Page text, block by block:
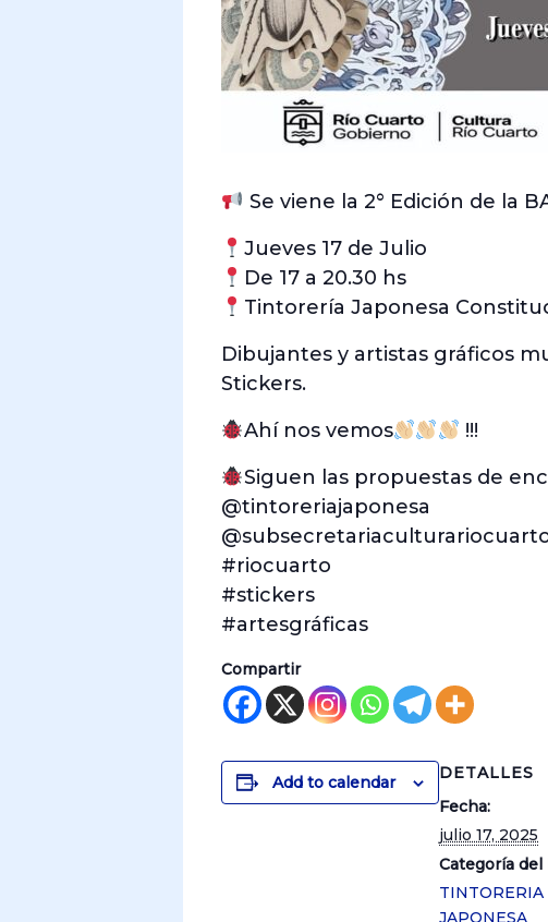
Se viene la 2° Edición de la
Jueves 17 de Julio
De 17 a 20.30 hs
Tintorería Japonesa
Dibujantes y artistas gráficos
Stickers.
Ahí nos vemos
!!!
Siguen las propuestas de
@tintoreriajaponesa
#riocuarto
#stickers
#artesgráficas
Compartir
Add to calendar
DETALLES
Fecha:
julio 17, 2025
Categoría del
TINTORERIA
JAPONESA